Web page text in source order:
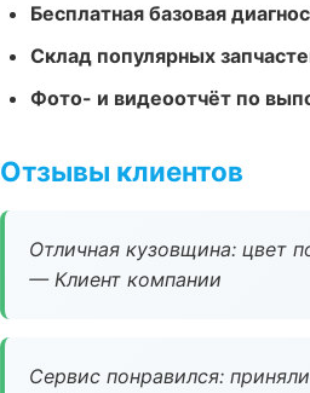
Бесплатная базовая
Склад популярных
Фото- и видеоотчёт по
Отзывы клиентов
Отличная кузовщина: цвет
— Клиент компании
Сервис понравился: